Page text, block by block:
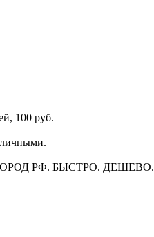
100 руб.
РФ. БЫСТРО. ДЕШЕВО.